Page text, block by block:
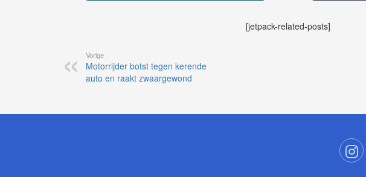
[jetpack-related-posts]
Vorige
Motorrijder botst tegen kerende
auto en raakt zwaargewond